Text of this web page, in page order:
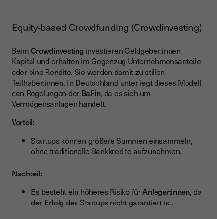
Equity-based Crowdfunding (Crowdinvesting)
Beim Crowdinvesting investieren Geldgeber:innen
Kapital und erhalten im Gegenzug Unternehmensanteile
oder eine Rendite. Sie werden damit zu stillen
Teilhaber:innen. In Deutschland unterliegt dieses Modell
den Regelungen der BaFin, da es sich um
Vermögensanlagen handelt.
Vorteil:
Startups können größere Summen einsammeln,
ohne traditionelle Bankkredite aufzunehmen.
Nachteil:
Es besteht ein höheres Risiko fürAnleger:innen, da
der Erfolg des Startups nicht garantiert ist.